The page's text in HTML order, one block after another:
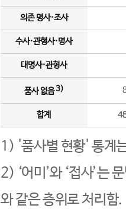
의존 명사·조사
수사·관형사·명사
대명사·관형사
품사 없음3)
합계
1) '품사별 현황' 통계
2) ‘어미’와 ‘접사’는
와 같은 층위로 처리함.